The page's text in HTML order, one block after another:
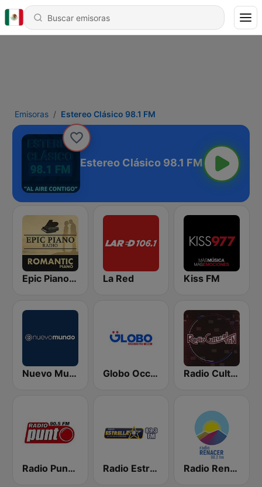
Emisoras Estereo Clásico 98.1 FM
Estereo Clásico 98.1 FM
Epic Piano - ROMANTIC PIANO La Red Kiss FM
Nuevo Mundo Globo Occidente Radio Cultural TGN
Radio Punto 90.5 FM Radio Estrella Radio Renacer 98.3 FM